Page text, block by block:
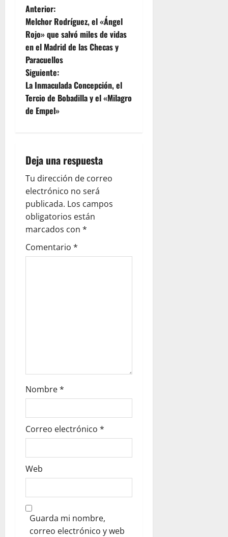
N
a
v
e
g
a
i
ó
n
d
e
d
a
s
Anterior:
Melchor Rodríguez, el «Ángel
Rojo» que salvó miles de vidas
en el Madrid de las Checas y
Paracuellos
Siguiente:
La Inmaculada Concepción, el
Tercio de Bobadilla y el «Milagro
de Empel»
Deja una respuesta
Tu dirección de correo
electrónico no será
publicada. Los campos
obligatorios están
marcados con *
Comentario *
Nombre*
Correo electrónico *
Web
Guarda mi nombre,
correo electrónico y web